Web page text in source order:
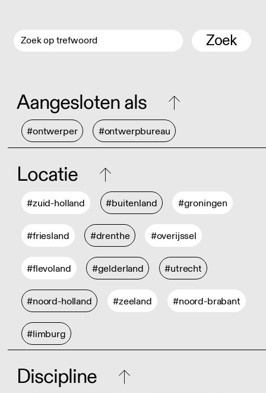
Zoek
Aangesloten als
#ontwerper #ontwerpbureau
Locatie
#zuid-holland #buitenland #groningen
#friesland #drenthe #overijssel
#flevoland #gelderland #utrecht
#noord-holland #zeeland #noord-brabant
#limburg
Discipline